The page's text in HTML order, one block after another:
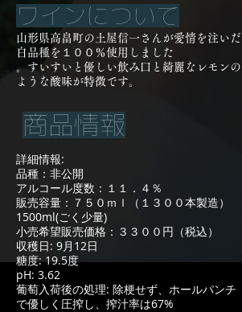
ワインについて
山形県高畠町の土屋信一さんが愛情を注いだ
白品種を１００％使用しました
。すいすいと優しい飲み口と綺麗なレモンの
ような酸味が特徴です。
商品情報
詳細情報:
​品種：非公開
アルコール度数：１１．４％
販売容量：７５０ｍｌ（１３００本製造）
1500ml(ごく少量)
小売希望販売価格：３３００円（税込）
収穫日: 9月12日
糖度: 19.5度
pH: 3.62
葡萄入荷後の処理: 除梗せず、ホールパンチ
で優しく圧搾し、搾汁率は67%